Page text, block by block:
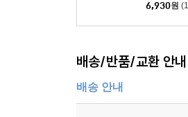
6,930원
배송/반품/교환 안내
배송 안내